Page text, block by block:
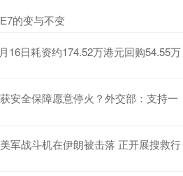
的变与不变
16日耗资约174.52万港元回购54.55万
安全保障愿意停火？外交部：支持一
军战斗机在伊朗被击落 正开展搜救行